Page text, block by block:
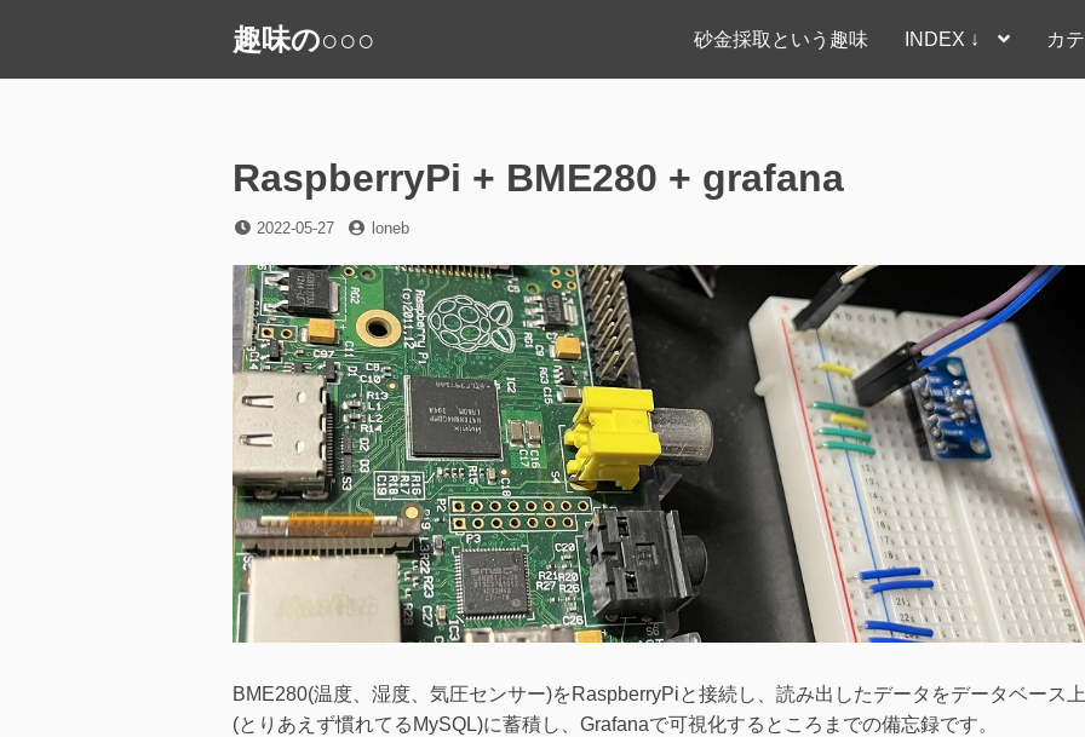
テ
趣味の○○○ 砂金採取という趣味 INDEX ↓ カ
RaspberryPi + BME280 + grafana
投
日
2022-05-27
投
者
loneb
BME280(温度、湿度、気圧センサー)をRaspberryPiと接続し、読み出したデータをデータベース上
(とりあえず慣れてるMySQL)に蓄積し、Grafanaで可視化するところまでの備忘録です。